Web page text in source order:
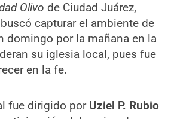
Olivo de Ciudad Juárez,
capturar el ambiente de
domingo por la mañana en la
su iglesia local, pues fue
en la fe.
fue dirigido por Uziel P. Rubio